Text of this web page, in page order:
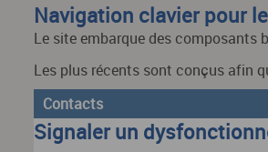
Navigation clavier pour
Le site embarque des composants
Les plus récents sont conçus afin
Contacts
Signaler un